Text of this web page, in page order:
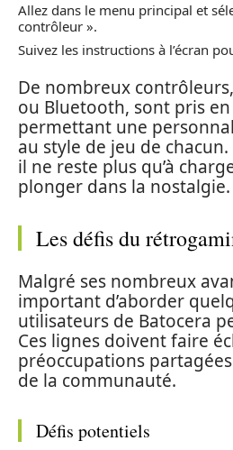
Allez dans le menu principal et
contrôleur ».
Suivez les instructions à l’écran
De nombreux contrôleurs,
ou Bluetooth, sont pris
permettant une
au style de jeu de
il ne reste plus qu’à
plonger dans la nostalgie.
Les défis du
Malgré ses nombreux
important d’aborder
utilisateurs de Batocera
Ces lignes doivent faire
préoccupations
de la communauté.
Défis potentiels